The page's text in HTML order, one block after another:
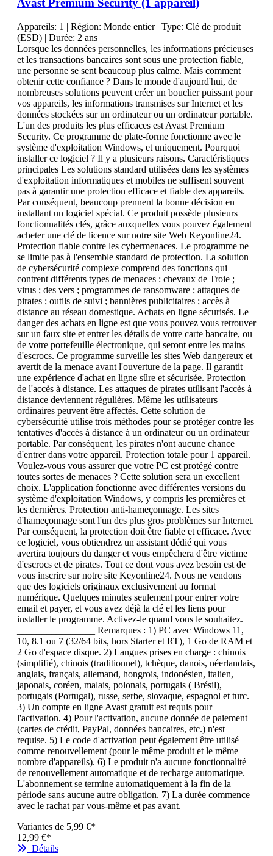
Avast Premium Security (1 appareil)
Appareils: 1 | Région: Monde entier | Type: Clé de produit
(ESD) | Durée: 2 ans
Lorsque les données personnelles, les informations précieuses
et les transactions bancaires sont sous une protection fiable,
une personne se sent beaucoup plus calme. Mais comment
obtenir cette confiance ? Dans le monde d'aujourd'hui, de
nombreuses solutions peuvent créer un bouclier puissant pour
vos appareils, les informations transmises sur Internet et les
données stockées sur un ordinateur ou un ordinateur portable.
L'un des produits les plus efficaces est Avast Premium
Security. Ce programme de plate-forme fonctionne avec le
système d'exploitation Windows, et uniquement. Pourquoi
installer ce logiciel ? Il y a plusieurs raisons. Caractéristiques
principales Les solutions standard utilisées dans les systèmes
d'exploitation informatiques et mobiles ne suffisent souvent
pas à garantir une protection efficace et fiable des appareils.
Par conséquent, beaucoup prennent la bonne décision en
installant un logiciel spécial. Ce produit possède plusieurs
fonctionnalités clés, grâce auxquelles vous pouvez également
acheter une clé de licence sur notre site Web Keyonline24.
Protection fiable contre les cybermenaces. Le programme ne
se limite pas à l'ensemble standard de protection. La solution
de cybersécurité complexe comprend des fonctions qui
contrent différents types de menaces : chevaux de Troie ;
virus ; des vers ; programmes de ransomware ; attaques de
pirates ; outils de suivi ; bannières publicitaires ; accès à
distance au réseau domestique. Achats en ligne sécurisés. Le
danger des achats en ligne est que vous pouvez vous retrouver
sur un faux site et entrer les détails de votre carte bancaire, ou
de votre portefeuille électronique, qui seront entre les mains
d'escrocs. Ce programme surveille les sites Web dangereux et
avertit de la menace avant l'ouverture de la page. Il garantit
une expérience d'achat en ligne sûre et sécurisée. Protection
de l'accès à distance. Les attaques de pirates utilisant l'accès à
distance deviennent régulières. Même les utilisateurs
ordinaires peuvent être affectés. Cette solution de
cybersécurité utilise trois méthodes pour se protéger contre les
tentatives d'accès à distance à un ordinateur ou un ordinateur
portable. Par conséquent, les pirates n'ont aucune chance
d'entrer dans votre appareil. Protection totale pour 1 appareil.
Voulez-vous vous assurer que votre PC est protégé contre
toutes sortes de menaces ? Cette solution sera un excellent
choix. L'application fonctionne avec différentes versions du
système d'exploitation Windows, y compris les premières et
les dernières. Protection anti-hameçonnage. Les sites
d'hameçonnage sont l'un des plus gros problèmes sur Internet.
Par conséquent, la protection doit être fiable et efficace. Avec
ce logiciel, vous obtiendrez un assistant dédié qui vous
avertira toujours du danger et vous empêchera d'être victime
d'escrocs et de pirates. Tout ce dont vous avez besoin est de
vous inscrire sur notre site Keyonline24. Nous ne vendons
que des logiciels originaux exclusivement au format
numérique. Quelques minutes seulement pour entrer votre
email et payer, et vous avez déjà la clé et les liens pour
installer le programme. Activez-le quand vous le souhaitez.
________________ Remarques : 1) PC avec Windows 11,
10, 8.1 ou 7 (32/64 bits, hors Starter et RT), 1 Go de RAM et
2 Go d'espace disque. 2) Langues prises en charge : chinois
(simplifié), chinois (traditionnel), tchèque, danois, néerlandais,
anglais, français, allemand, hongrois, indonésien, italien,
japonais, coréen, malais, polonais, portugais ( Brésil),
portugais (Portugal), russe, serbe, slovaque, espagnol et turc.
3) Un compte en ligne Avast gratuit est requis pour
l'activation. 4) Pour l'activation, aucune donnée de paiement
(cartes de crédit, PayPal, données bancaires, etc.) n'est
requise. 5) Le code d'activation peut également être utilisé
comme renouvellement (pour le même produit et le même
nombre d'appareils). 6) Le produit n'a aucune fonctionnalité
de renouvellement automatique et de recharge automatique.
L'abonnement se termine automatiquement à la fin de la
période sans aucune autre obligation. 7) La durée commence
avec le rachat par vous-même et pas avant.
Variantes de 5,99 €*
12,99 €*
Détails